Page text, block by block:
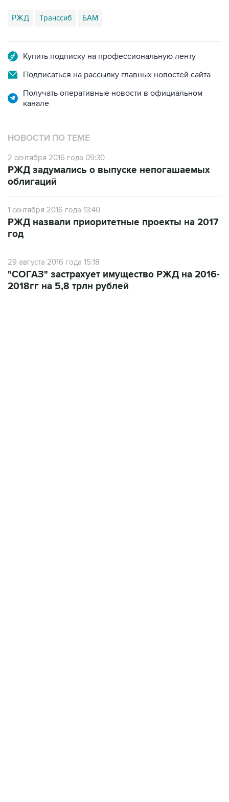
РЖД Транссиб БАМ
Купить подписку на профессиональную ленту
Подписаться на рассылку главных новостей сайта
Получать оперативные новости в официальном
канале
НОВОСТИ ПО ТЕМЕ
2 сентября 2016 года 09:30
РЖД задумались о выпуске непогашаемых
облигаций
1 сентября 2016 года 13:40
РЖД назвали приоритетные проекты на 2017
год
29 августа 2016 года 15:18
"СОГАЗ" застрахует имущество РЖД на 2016-
2018гг на 5,8 трлн рублей